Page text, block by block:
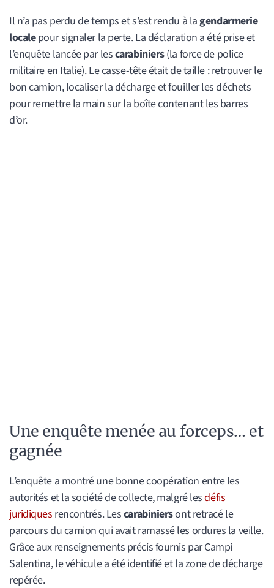
Il n’a pas perdu de temps et s’est rendu à lagendarmerie
localepour signaler la perte. La déclaration a été prise et
l’enquête lancée par lescarabiniers(la force de police
militaire en Italie). Le casse-tête était de taille : retrouver le
bon camion, localiser la décharge et fouiller les déchets
pour remettre la main sur la boîte contenant les barres
d’or.
Une enquête menée au forceps… et
gagnée
L’enquête a montré une bonne coopération entre les
autorités et la société de collecte, malgré lesdéfis
juridiques rencontrés. Lescarabiniersont retracé le
parcours du camion qui avait ramassé les ordures la veille.
Grâce aux renseignements précis fournis par Campi
Salentina, le véhicule a été identifié et la zone de décharge
repérée.